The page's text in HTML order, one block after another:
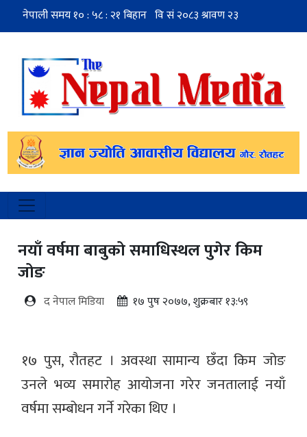
नयाँ वर्षमा बाबुको समाधिस्थल पुगेर किम
जोङ
द नेपाल मिडिया १७ पुष २०७७, शुक्रबार १३:५९
१७ पुस, रौतहट । अवस्था सामान्य छँदा किम जोङ
उनले भव्य समारोह आयोजना गरेर जनतालाई नयाँ
वर्षमा सम्बोधन गर्ने गरेका थिए ।